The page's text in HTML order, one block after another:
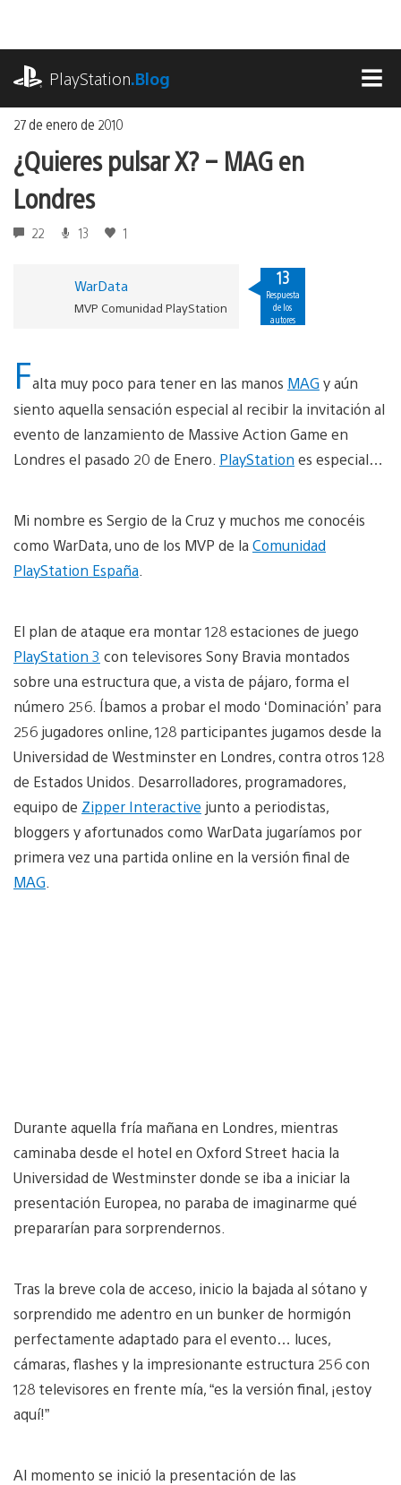
contenido
PlayStation.Blog
27 de enero de 2010
¿Quieres pulsar X? – MAG en
Londres
22 13 1
WarData
MVP Comunidad PlayStation
13
Respuesta
de los
autores
Falta muy poco para tener en las manos MAG y aún
siento aquella sensación especial al recibir la invitación al
evento de lanzamiento de Massive Action Game en
Londres el pasado 20 de Enero. PlayStation es especial…
Mi nombre es Sergio de la Cruz y muchos me conocéis
como WarData, uno de los MVP de la Comunidad
PlayStation España
El plan de ataque era montar 128 estaciones de juego
PlayStation 3 con televisores Sony Bravia montados
sobre una estructura que, a vista de pájaro, forma el
número 256. Íbamos a probar el modo ‘Dominación’ para
256 jugadores online, 128 participantes jugamos desde la
Universidad de Westminster en Londres, contra otros 128
de Estados Unidos. Desarrolladores, programadores,
equipo de Zipper Interactive junto a periodistas,
bloggers y afortunados como WarData jugaríamos por
primera vez una partida online en la versión final de
MAG
Durante aquella fría mañana en Londres, mientras
caminaba desde el hotel en Oxford Street hacia la
Universidad de Westminster donde se iba a iniciar la
presentación Europea, no paraba de imaginarme qué
prepararían para sorprendernos.
Tras la breve cola de acceso, inicio la bajada al sótano y
sorprendido me adentro en un bunker de hormigón
perfectamente adaptado para el evento… luces,
cámaras, flashes y la impresionante estructura 256 con
128 televisores en frente mía, “es la versión final, ¡estoy
aquí!”
Al momento se inició la presentación de las